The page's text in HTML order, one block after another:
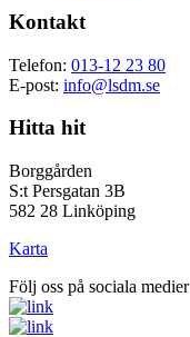
Kontakt
Telefon: 013-12 23 80
E-post: info@lsdm.se
Hitta hit
Borggården
S:t Persgatan 3B
582 28 Linköping
Karta
Följ oss på sociala medier